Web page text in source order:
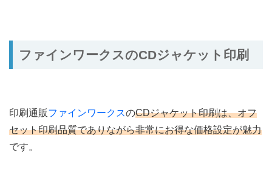
ファインワークスのCDジャケット印刷
印刷通販ファインワークスのCDジャケット印刷は、オフ
セット印刷品質でありながら非常にお得な価格設定が魅力
です。